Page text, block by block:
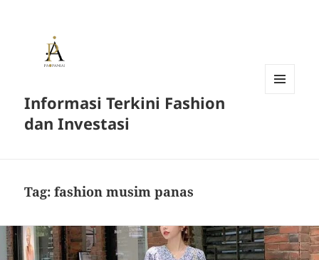
Informasi Terkini Fashion
dan Investasi
Tag:fashion musim panas